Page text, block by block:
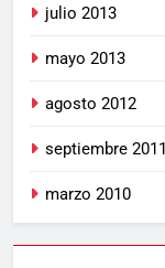
julio 2013
mayo 2013
agosto 2012
septiembre 2011
marzo 2010